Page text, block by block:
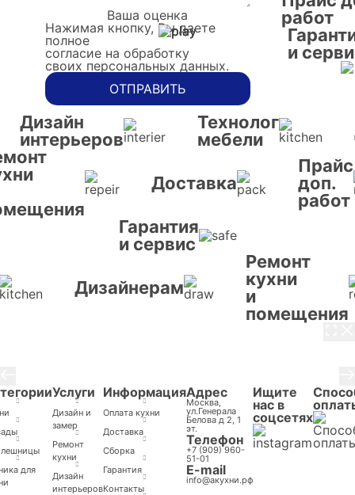
Ваша оценка
Нажимая кнопку, Вы даете
полное
согласие на обработку
своих персональных данных.
ОТПРАВИТЬ
работ
и
Дизайн
интерьеров
Технолог
мебели
Доставка
Прайс
доп.
работ
Гарантия
и сервис
Дизайнерам
Ремонт
кухни
и
помещения
для
Услуги
Дизайн и
замер
Ремонт
кухни
Дизайн
интерьеров
Информация
Оплата кухни
Доставка
Cборка
Гарантия
Контакты
Адрес
Москва,
ул.Генерала
Белова д 2, 1
эт.
Телефон
+7 (909) 960-
51-01
E-mail
info@акухни.рф
Ищите
нас в
соцсетях